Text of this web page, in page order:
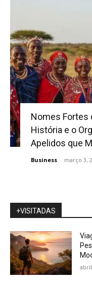
Nomes Fortes
História e o
Apelidos que
Business - março 3,
+VISITADAS